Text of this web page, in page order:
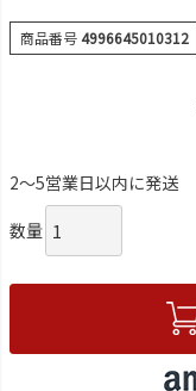
商品番号4996645010312
2～5営業日以内に発送